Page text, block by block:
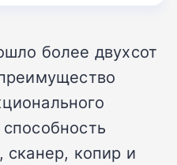
более двухсот
сканер, копир и